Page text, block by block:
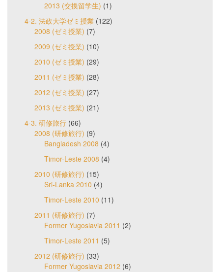
2013 (交換留学生) (1)
4-2. 法政大学ゼミ授業 (122)
2008 (ゼミ授業) (7)
2009 (ゼミ授業) (10)
2010 (ゼミ授業) (29)
2011 (ゼミ授業) (28)
2012 (ゼミ授業) (27)
2013 (ゼミ授業) (21)
4-3. 研修旅行 (66)
2008 (研修旅行) (9)
Bangladesh 2008 (4)
Timor-Leste 2008 (4)
2010 (研修旅行) (15)
Sri-Lanka 2010 (4)
Timor-Leste 2010 (11)
2011 (研修旅行) (7)
Former Yugoslavia 2011 (2)
Timor-Leste 2011 (5)
2012 (研修旅行) (33)
Former Yugoslavia 2012 (6)